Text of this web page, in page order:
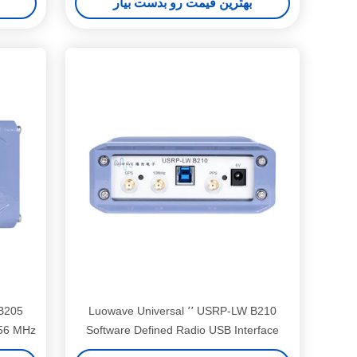
شده با نرم افزار
بهترین قیمت رو بدست بیار
USRP-LW B210 ٬٬ Luowave Universal
Software Defined Radio USB Interface
Ettus B210 SDR LW B210 از طریق برنامه
MHz